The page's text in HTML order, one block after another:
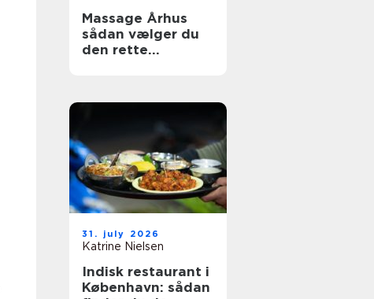
Massage Århus
sådan vælger du
den rette
31. july 2026
Katrine Nielsen
Indisk restaurant i
København: sådan